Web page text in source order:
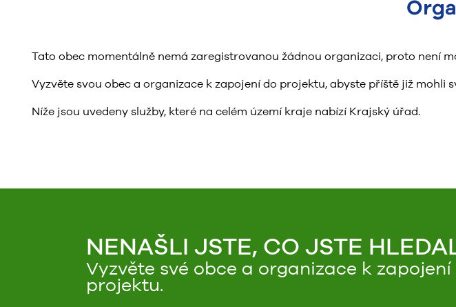
Tato obec momentálně nemá zaregistrovanou žádnou organizaci, proto není
Vyzvěte svou obec a organizace k zapojení do projektu, abyste příště již mohli
Níže jsou uvedeny služby, které na celém území kraje nabízí Krajský úřad.
NENAŠLI JSTE, CO JSTE
Vyzvěte své obce a organizace k zapojení
projektu.